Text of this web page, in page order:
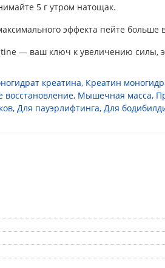
5 г утром натощак.
эффекта пейте
— ваш ключ к увеличению силы,
креатина, Креатин
восстановление, Мышечная масса,
, Для пауэрлифтинга, Для